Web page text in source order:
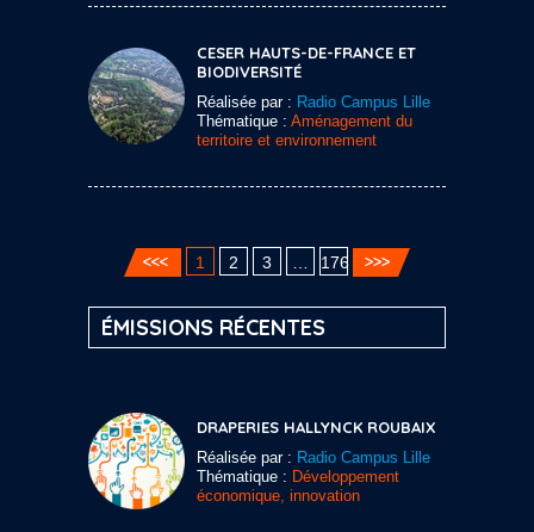
CESER HAUTS-DE-FRANCE ET
BIODIVERSITÉ
Réalisée par : Radio Campus Lille
Thématique : Aménagement du
territoire et environnement
1 2 3 176
ÉMISSIONS RÉCENTES
DRAPERIES HALLYNCK ROUBAIX
Réalisée par : Radio Campus Lille
Thématique : Développement
économique, innovation